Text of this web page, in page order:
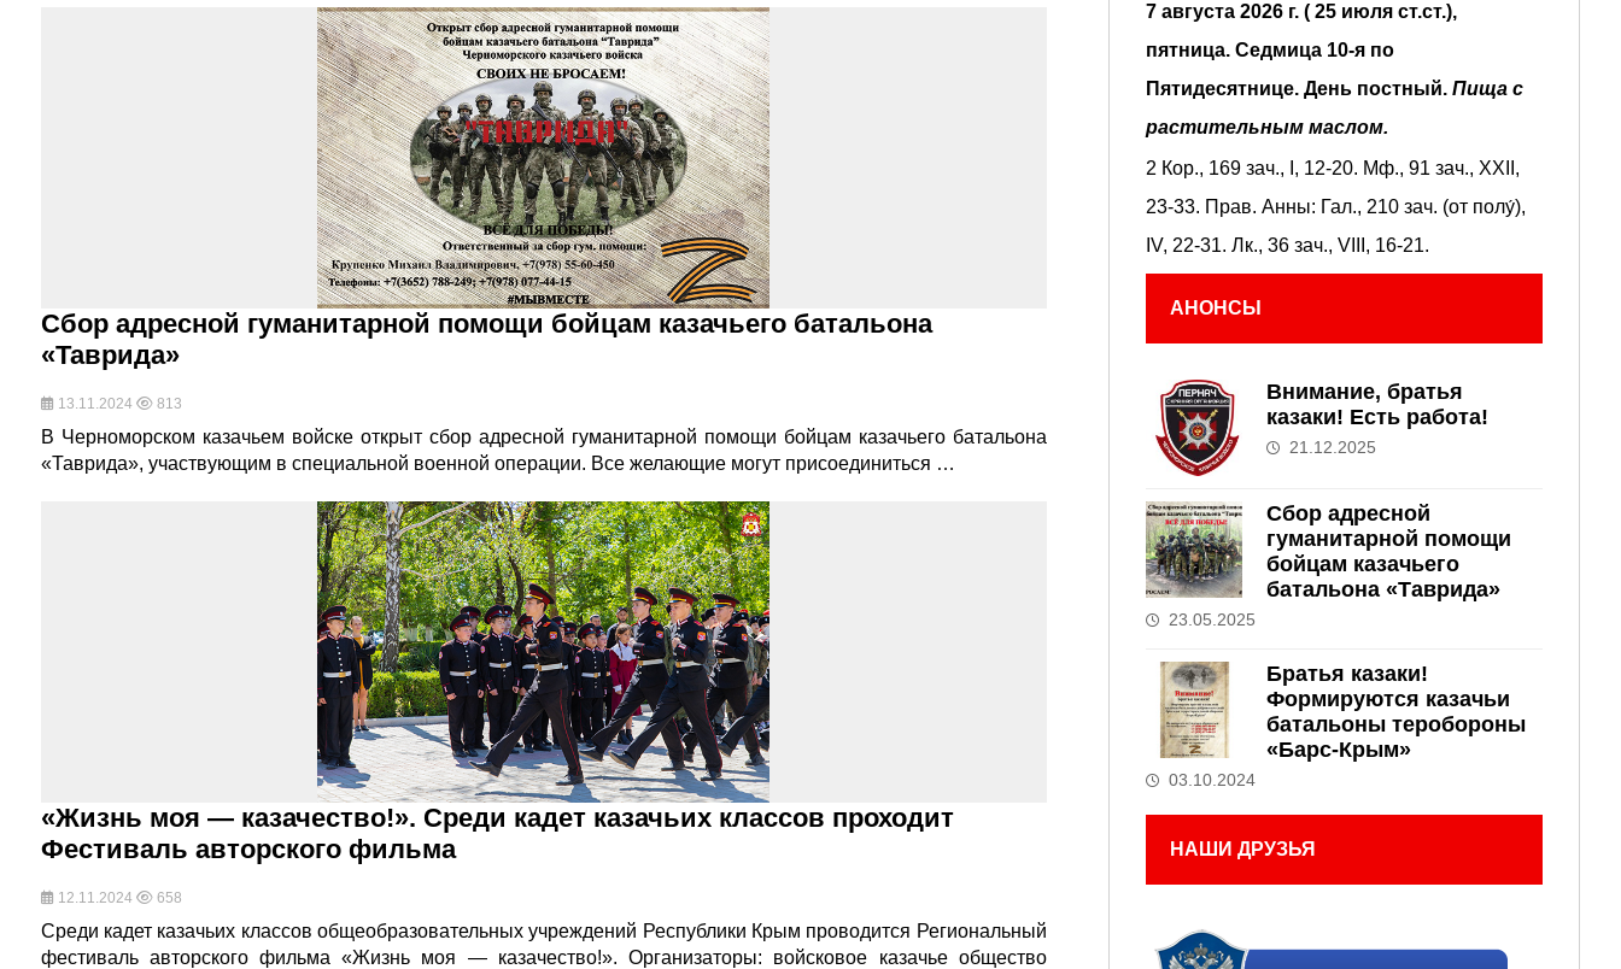
Сбор адресной гуманитарной помощи бойцам казачьего батальона
«Таврида»
13.11.2024 813
В Черноморском казачьем войске открыт сбор адресной гуманитарной помощи бойцам казачьего батальона
«Таврида», участвующим в специальной военной операции. Все желающие могут присоединиться …
«Жизнь моя — казачество!». Среди кадет казачьих классов проходит
Фестиваль авторского фильма
12.11.2024 658
Среди кадет казачьих классов общеобразовательных учреждений Республики Крым проводится Региональный
фестиваль авторского фильма «Жизнь моя — казачество!». Организаторы: войсковое казачье общество
7 августа 2026 г. ( 25 июля ст.ст.),
пятница. Седмица 10-я по
Пятидесятнице. День постный. Пища с
растительным маслом.
2 Кор., 169 зач., I, 12-20. Мф., 91 зач., XXII,
23-33. Прав. Анны: Гал., 210 зач. (от полу́),
IV, 22-31. Лк., 36 зач., VIII, 16-21.
АНОНСЫ
Внимание, братья
казаки! Есть работа!
21.12.2025
Сбор адресной
гуманитарной помощи
бойцам казачьего
батальона «Таврида»
23.05.2025
Братья казаки!
Формируются казачьи
батальоны теробороны
«Барс-Крым»
03.10.2024
НАШИ ДРУЗЬЯ